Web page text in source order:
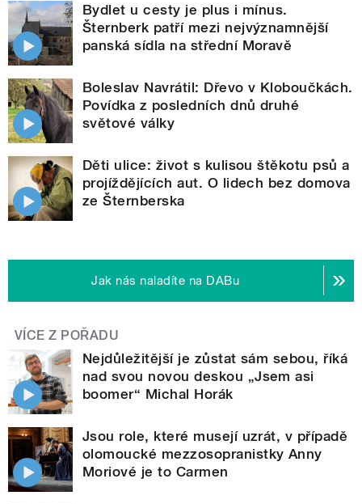
Bydlet u cesty je plus i mínus.
Šternberk patří mezi nejvýznamnější
panská sídla na střední Moravě
Boleslav Navrátil: Dřevo v Kloboučkách.
Povídka z posledních dnů druhé
světové války
Děti ulice: život s kulisou štěkotu psů a
projíždějících aut. O lidech bez domova
ze Šternberska
Jak nás naladíte na DABu
VÍCE Z POŘADU
Nejdůležitější je zůstat sám sebou, říká
nad svou novou deskou „Jsem asi
boomer“ Michal Horák
Jsou role, které musejí uzrát, v případě
olomoucké mezzosopranistky Anny
Moriové je to Carmen